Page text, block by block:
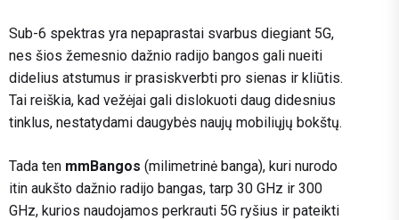
Sub-6 spektras yra nepaprastai svarbus diegiant 5G,
nes šios žemesnio dažnio radijo bangos gali nueiti
didelius atstumus ir prasiskverbti pro sienas ir kliūtis.
Tai reiškia, kad vežėjai gali dislokuoti daug didesnius
tinklus, nestatydami daugybės naujų mobiliųjų bokštų.
Tada ten mmBangos (milimetrinė banga), kuri nurodo
itin aukšto dažnio radijo bangas, tarp 30 GHz ir 300
GHz, kurios naudojamos perkrauti 5G ryšius ir pateikti